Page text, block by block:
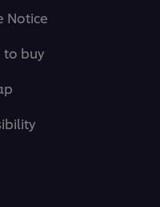
Notice
to buy